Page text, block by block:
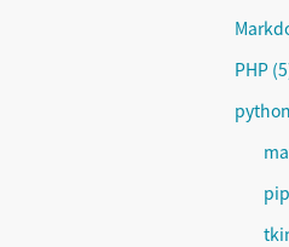
PHP
python
pip